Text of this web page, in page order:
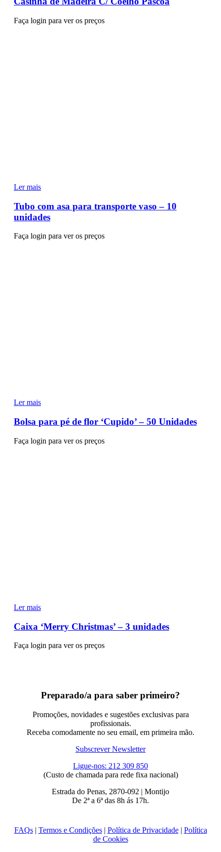
Faça login para ver os preços
Ler mais
Tubo com asa para transporte vaso – 10
unidades
Faça login para ver os preços
Ler mais
Bolsa para pé de flor ‘Cupido’ – 50 Unidades
Faça login para ver os preços
Ler mais
Caixa ‘Merry Christmas’ – 3 unidades
Faça login para ver os preços
Preparado/a para saber primeiro?
Promoções, novidades e sugestões exclusivas para
profissionais.
Receba comodamente no seu email, em primeira mão.
Subscrever Newsletter
Ligue-nos: 212 309 850
(Custo de chamada para rede fixa nacional)
Estrada do Penas, 2870-092 | Montijo
De 2ª a 6ª das 8h ás 17h.
FAQs| Termos e Condições| Política de Privacidade| Política
de Cookies